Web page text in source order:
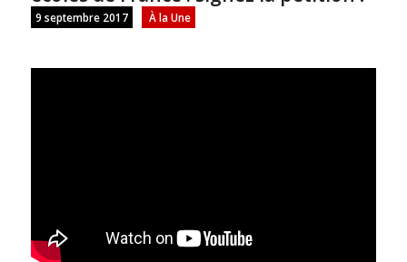
9 septembre 2017 À la Une